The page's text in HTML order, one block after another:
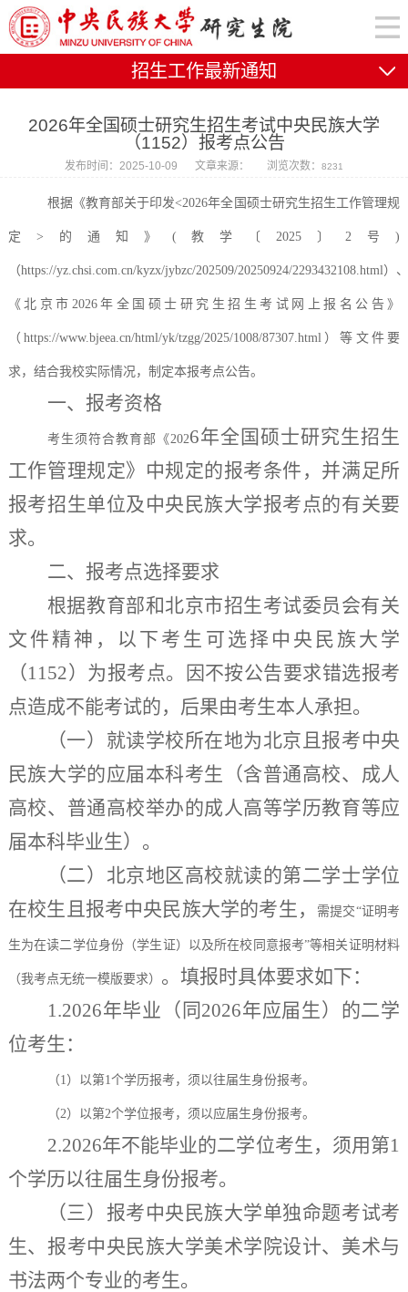
招生工作最新通知
2026年全国硕士研究生招生考试中央民族大学
（1152）报考点公告
发布时间：2025-10-09 文章来源： 浏览次数：8231
根据《教育部关于印发<2026年全国硕士研究生招生工作管理规
定>的通知》(教学〔2025〕2号)
（https://yz.chsi.com.cn/kyzx/jybzc/202509/20250924/2293432108.html）、
《北京市2026年全国硕士研究生招生考试网上报名公告》
（https://www.bjeea.cn/html/yk/tzgg/2025/1008/87307.html）等文件要
求，结合我校实际情况，制定本报考点公告。
一、报考资格
考生须符合教育部《2026年全国硕士研究生招生
工作管理规定》中规定的报考条件，并满足所
报考招生单位及 中央民族大学报考点的有关要
求。
二、报考点选择要求
根据教育部和北京市招生考试委员会有关
文件精神 ， 以下考生可 选择 中央民族大学
（1152）为报考点。因不按公告要求错选报考
点造成不能考试的，后果由考生本人承担。
（一） 就读学校所在地为北京且报考中央
民族大学的应届本科考生
（含普通高校、成人
高校、普通高校举办的成人高等学历教育等应
届本科毕业生）。
（二） 北京地区高校就读的第二学士学位
在校生 且报考中央民族大学的考生 ， 需提交“证明考
生为在读二学位身份（学生证）以及所在校同意报考”等相关证明材料
（我考点无统一模版要求） 。 填报时具体要求如下：
1.2026年毕业（同2026年应届生）的二学
位考生：
（1）以第1个学历报考，须以往届生身份报考。
（2）以第2个学位报考，须以应届生身份报考。
2.2026年不能毕业的二学位考生，须用第1
个学历以往届生身份报考。
（三） 报考中央民族大学单独命题考试考
生、报考中央民族大学美术学院设计、美术与
书法两个专业的考生。